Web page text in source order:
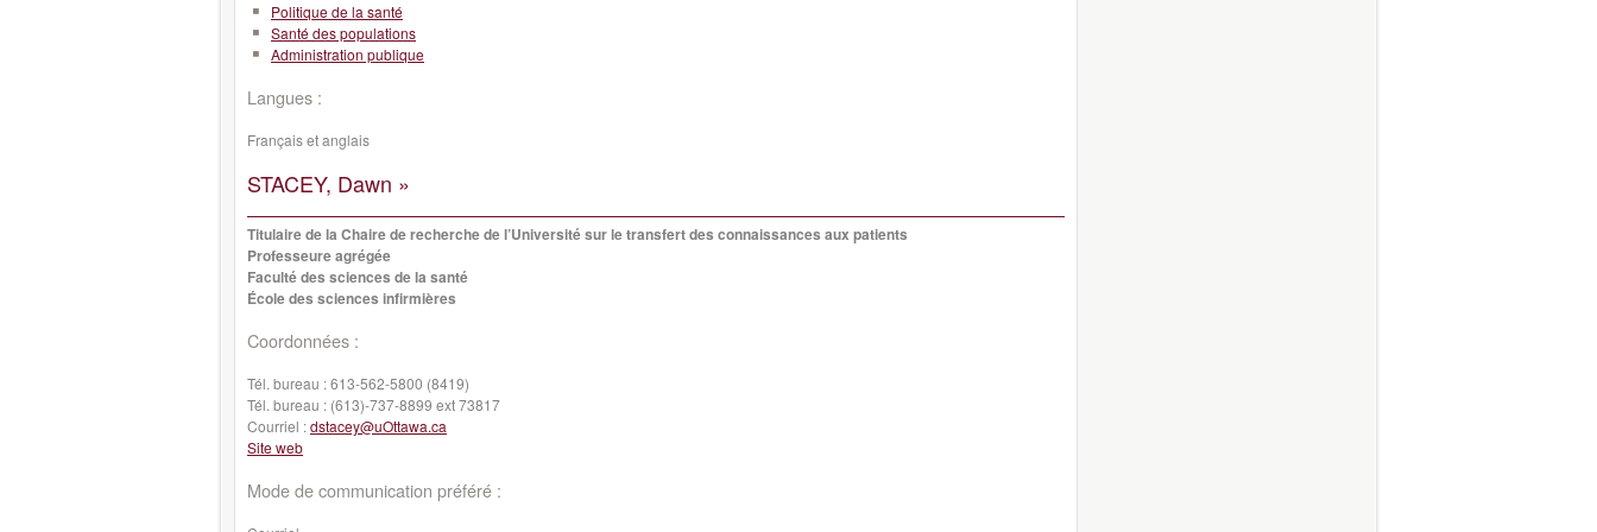
Politique de la santé
Santé des populations
Administration publique
Langues :
Français et anglais
STACEY, Dawn »
Titulaire de la Chaire de recherche de l’Université sur le transfert des connaissances aux patients
Professeure agrégée
Faculté des sciences de la santé
École des sciences infirmières
Coordonnées :
Tél. bureau :613-562-5800 (8419)
Tél. bureau : (613)-737-8899 ext 73817
Courriel :dstacey@uOttawa.ca
Site web
Mode de communication préféré :